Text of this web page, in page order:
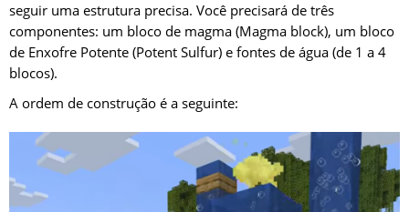
seguir uma estrutura precisa. Você precisará de três
componentes: um bloco de magma (Magma block), um bloco
de Enxofre Potente (Potent Sulfur) e fontes de água (de 1 a 4
blocos).
A ordem de construção é a seguinte: